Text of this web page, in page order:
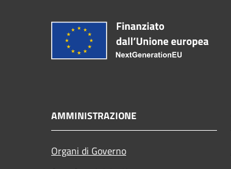
AMMINISTRAZIONE
Organi di Governo